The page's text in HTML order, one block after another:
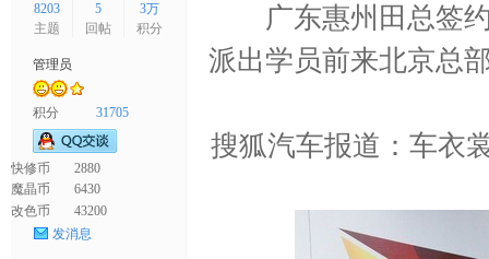
8203
主题
5
回帖
3万
积分
管理员
积分 31705
快修币
2880
魔晶币
6430
改色币
43200
发消息
广东惠州田总签约
派出学员前来北京总
搜狐汽车报道：车衣